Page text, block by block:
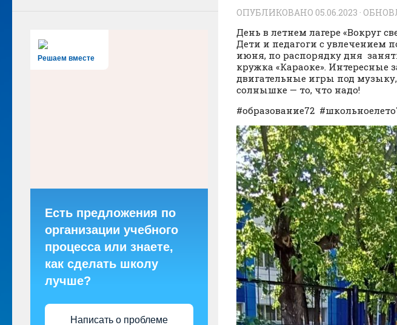
ОПУБЛИКОВАНО 05.06.2023 ·
День в летнем лагере «Вокруг
Дети и педагоги с увлечением
июня, по распорядку дня
кружка «Караоке». Интересные
двигательные игры под
солнышке — то, что надо!
#образование72
Решаем вместе
Есть предложения по
организации учебного
процесса или знаете,
как сделать школу
лучше?
Написать о проблеме